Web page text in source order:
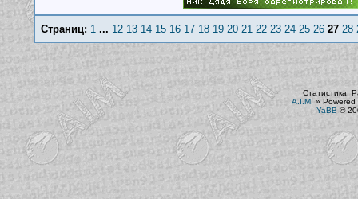
Страниц: 1... 12 13 14 15 16 17 18 19 20 21 22 23 24 25 26 27 28
Статистика.
A.I.M. » Powered
YaBB ©